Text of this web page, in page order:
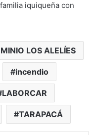
iquiqueña con
LOS ALELÍES
incendio
LABORCAR
TARAPACÁ